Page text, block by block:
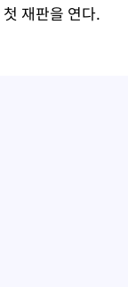
재판을 연다.